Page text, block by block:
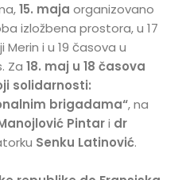
15. maja organizovano
izložbena prostora, u 17
i u 19 časova u
Za18. maj u 18 časova
solidarnosti:
brigadama“, na
Pintari dr
Senku Latinović.